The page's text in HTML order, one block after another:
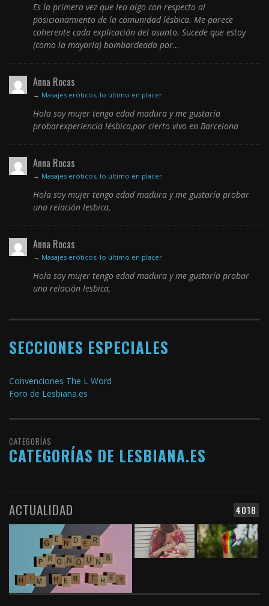
Es la primera vez que leo algo con respecto al
posicionamiento de la comunidad lésbica. Me parece
coherente cada explicación del asunto. Sucede que estoy
(como la mayoría) bombardeada por…
Anna Rocas
→ Masajes eróticos, lo último en placer
Hola soy mujer tengo edad madura y me gustaría
probarexperiencia lésbica,por cierto vivo en Barcelona
Anna Rocas
→ Masajes eróticos, lo último en placer
Hola soy mujer tengo edad madura y me gustaría probar
una relación lesbica,
Anna Rocas
→ Masajes eróticos, lo último en placer
Hola soy mujer tengo edad madura y me gustaría probar
una relación lesbica,
SECCIONES ESPECIALES
Convenciones The L Word
Foro de Lesbiana.es
CATEGORÍAS
CATEGORÍAS DE LESBIANA.ES
4018
ACTUALIDAD